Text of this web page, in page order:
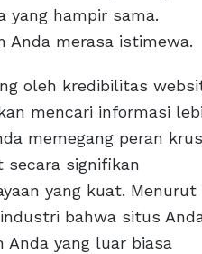
yang hampir sama.
Anda merasa istimewa.
oleh kredibilitas
mencari informasi
memegang peran
secara signifikan
yang kuat. Menurut
bahwa situs
Anda yang luar biasa